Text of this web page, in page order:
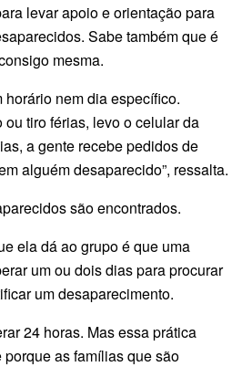
levar apoio e orientação para
Sabe também que é
mesma.
horário nem dia específico.
tiro férias, levo o celular da
a gente recebe pedidos de
alguém desaparecido”, ressalta.
são encontrados.
ela dá ao grupo é que uma
um ou dois dias para procurar
um desaparecimento.
24 horas. Mas essa prática
as famílias que são